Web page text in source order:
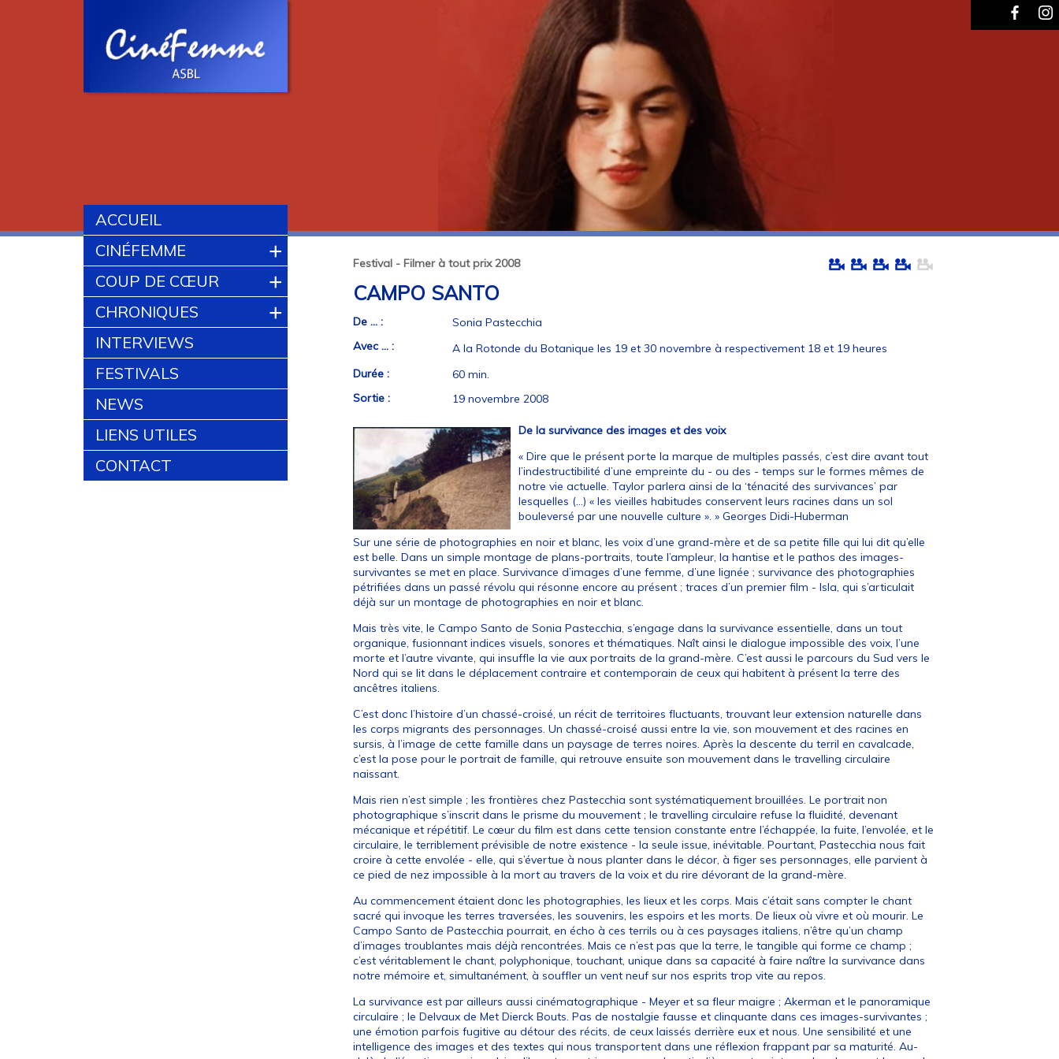
ACCUEIL
CINÉFEMME
+
COUP DE CŒUR +
CHRONIQUES +
INTERVIEWS
FESTIVALS
NEWS
LIENS UTILES
CONTACT
Festival - Filmer à tout prix 2008
CAMPO SANTO
De ... :
Sonia Pastecchia
Avec ... :
A la Rotonde du Botanique les 19 et 30 novembre à respectivement 18 et 19 heures
Durée :
60 min.
Sortie :
19 novembre 2008
De la survivance des images et des voix
« Dire que le présent porte la marque de multiples passés, c’est dire avant tout
l’indestructibilité d’une empreinte du - ou des - temps sur le formes mêmes de
notre vie actuelle. Taylor parlera ainsi de la ‘ténacité des survivances’ par
lesquelles (…) « les vieilles habitudes conservent leurs racines dans un sol
bouleversé par une nouvelle culture ». » Georges Didi-Huberman
Sur une série de photographies en noir et blanc, les voix d’une grand-mère et de sa petite fille qui lui dit qu’elle
est belle. Dans un simple montage de plans-portraits, toute l’ampleur, la hantise et le pathos des images-
survivantes se met en place. Survivance d’images d’une femme, d’une lignée ; survivance des photographies
pétrifiées dans un passé révolu qui résonne encore au présent ; traces d’un premier film - Isla, qui s’articulait
déjà sur un montage de photographies en noir et blanc.
Mais très vite, le Campo Santo de Sonia Pastecchia, s’engage dans la survivance essentielle, dans un tout
organique, fusionnant indices visuels, sonores et thématiques. Naît ainsi le dialogue impossible des voix, l’une
morte et l’autre vivante, qui insuffle la vie aux portraits de la grand-mère. C’est aussi le parcours du Sud vers le
Nord qui se lit dans le déplacement contraire et contemporain de ceux qui habitent à présent la terre des
ancêtres italiens.
C’est donc l’histoire d’un chassé-croisé, un récit de territoires fluctuants, trouvant leur extension naturelle dans
les corps migrants des personnages. Un chassé-croisé aussi entre la vie, son mouvement et des racines en
sursis, à l’image de cette famille dans un paysage de terres noires. Après la descente du terril en cavalcade,
c’est la pose pour le portrait de famille, qui retrouve ensuite son mouvement dans le travelling circulaire
naissant.
Mais rien n’est simple ; les frontières chez Pastecchia sont systématiquement brouillées. Le portrait non
photographique s’inscrit dans le prisme du mouvement ; le travelling circulaire refuse la fluidité, devenant
mécanique et répétitif. Le cœur du film est dans cette tension constante entre l’échappée, la fuite, l’envolée, et le
circulaire, le terriblement prévisible de notre existence - la seule issue, inévitable. Pourtant, Pastecchia nous fait
croire à cette envolée - elle, qui s’évertue à nous planter dans le décor, à figer ses personnages, elle parvient à
ce pied de nez impossible à la mort au travers de la voix et du rire dévorant de la grand-mère.
Au commencement étaient donc les photographies, les lieux et les corps. Mais c’était sans compter le chant
sacré qui invoque les terres traversées, les souvenirs, les espoirs et les morts. De lieux où vivre et où mourir. Le
Campo Santo de Pastecchia pourrait, en écho à ces terrils ou à ces paysages italiens, n’être qu’un champ
d’images troublantes mais déjà rencontrées. Mais ce n’est pas que la terre, le tangible qui forme ce champ ;
c’est véritablement le chant, polyphonique, touchant, unique dans sa capacité à faire naître la survivance dans
notre mémoire et, simultanément, à souffler un vent neuf sur nos esprits trop vite au repos.
La survivance est par ailleurs aussi cinématographique - Meyer et sa fleur maigre ; Akerman et le panoramique
circulaire ; le Delvaux de Met Dierck Bouts. Pas de nostalgie fausse et clinquante dans ces images-survivantes ;
une émotion parfois fugitive au détour des récits, de ceux laissés derrière eux et nous. Une sensibilité et une
intelligence des images et des textes qui nous transportent dans une réflexion frappant par sa maturité. Au-